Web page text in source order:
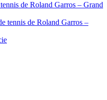
de Roland Garros – Grand
tennis de Roland Garros –